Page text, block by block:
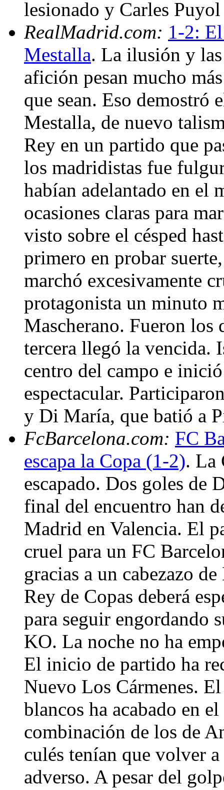
lesionado y Carles
RealMadrid.com: 1-2:
Mestalla. La ilusión y las
afición pesan mucho
que sean. Eso demostró
Mestalla, de nuevo
Rey en un partido que
los madridistas fue
habían adelantado en el
ocasiones claras para
visto sobre el césped
primero en probar
marchó excesivamente
protagonista un minuto
Mascherano. Fueron los
tercera llegó la vencida.
centro del campo e
espectacular.
y Di María, que batió a
FcBarcelona.com: FC
escapa la Copa (1-2). La
escapado. Dos goles
final del encuentro han
Madrid en Valencia. El
cruel para un FC
gracias a un cabezazo
Rey de Copas deberá
para seguir engordando
KO. La noche no ha
El inicio de partido ha
Nuevo Los Cármenes.
blancos ha acabado en
combinación de los de
culés tenían que volver
adverso. A pesar del